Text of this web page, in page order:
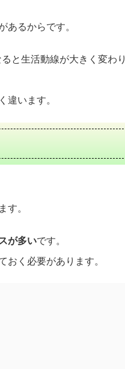
るからです。
と生活動線が大きく変わ
違います。
す。
が多いです。
く必要があります。